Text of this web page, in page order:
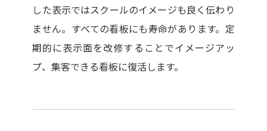
した表示ではスクールのイメージも良く伝わり
ません。すべての看板にも寿命があります。定
期的に表示面を改修することでイメージアッ
プ、集客できる看板に復活します。